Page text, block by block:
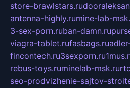
store-brawlstars.ru
antenna-highly.rumine-lab-
3-sex-porn.ruban-damn.ru
viagra-tablet.rufasbags.ru
fincontech.ru3sexporn.ru
rebus-toys.ruminelab-msk.ru
seo-prodvizhenie-sajtov-